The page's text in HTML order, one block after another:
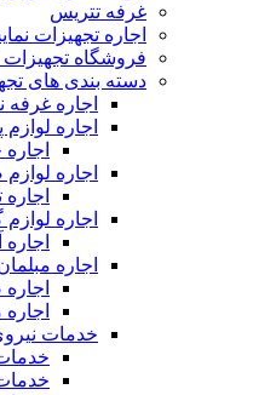
غرفه تتریس
اجاره تجهیزات
فروشگاه تجهیزات
دسته بندی های
اجاره غرفه
اجاره لوازم
اجاره
اجاره
اجاره
اجاره
اجاره
خدمات